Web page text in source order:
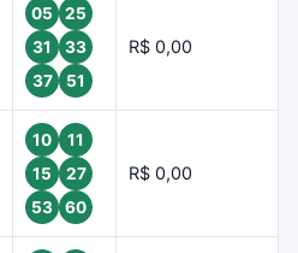
05
25
31
33
37
51
R$ 0,00
10
11
15
27
53
60
R$ 0,00